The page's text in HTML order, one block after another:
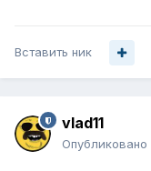
Вставить ник
vlad11
Опубликовано